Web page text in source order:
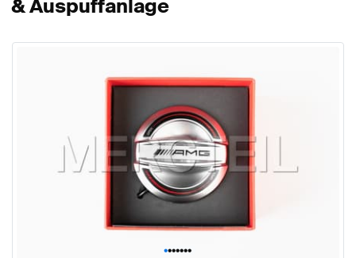
& Auspuffanlage
•••••••